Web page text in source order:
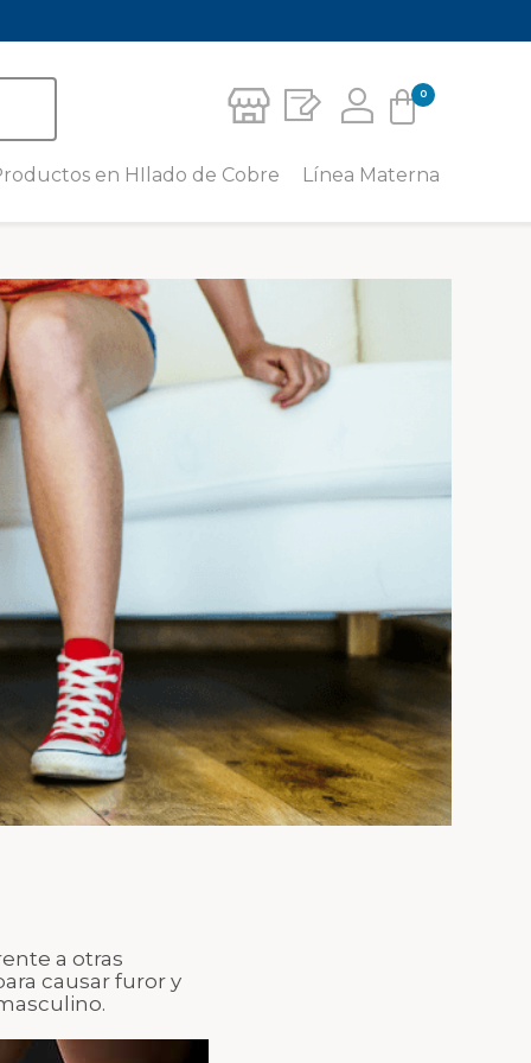
0
Carrito
en HIlado de Cobre
Deportiva
Media para pie sensible – unisex
Media para pie sensible – unisex
Calcetín Miracle Socks
Faja Mentonera
Top Brasier Regenerador
Antifaz Regenerador Contorno
de Ojos
Funda de Almohada
Regeneradora
Tapabocas Antifluidos Copper
Mask
Tapabocas Soft Copper Mask
Línea Materna
Camisilla Tirantes Materna con
Hilado de Cobre
a otras
causar furor y